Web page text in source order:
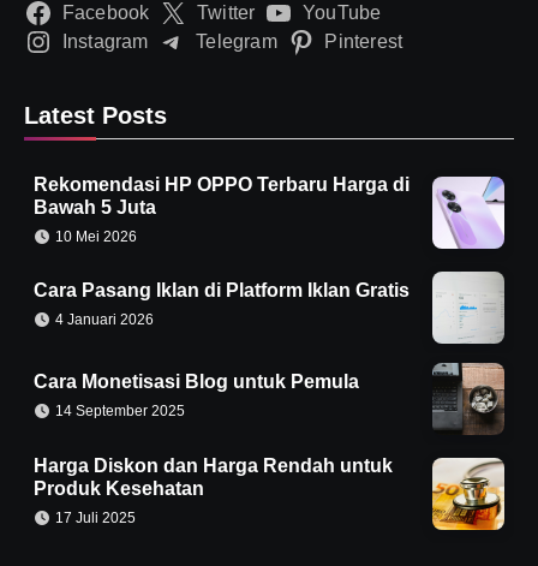
Facebook Twitter
YouTube
Instagram
Telegram Pinterest
Latest Posts
Rekomendasi HP OPPO Terbaru Harga di
Bawah 5 Juta
10 Mei 2026
Cara Pasang Iklan di Platform Iklan Gratis
4 Januari 2026
Cara Monetisasi Blog untuk Pemula
14 September 2025
Harga Diskon dan Harga Rendah untuk
Produk Kesehatan
17 Juli 2025